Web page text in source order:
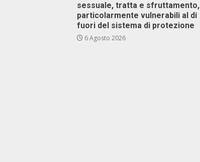
sessuale, tratta e sfruttamento,
particolarmente vulnerabili al di
fuori del sistema di protezione
6 Agosto 2026